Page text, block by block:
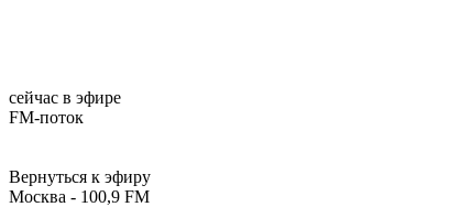
сейчас в эфире
FM-поток
Вернуться к эфиру
Москва - 100,9 FM